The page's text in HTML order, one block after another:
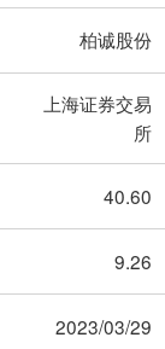
柏诚股份
上海证券交易
所
40.60
9.26
2023/03/29